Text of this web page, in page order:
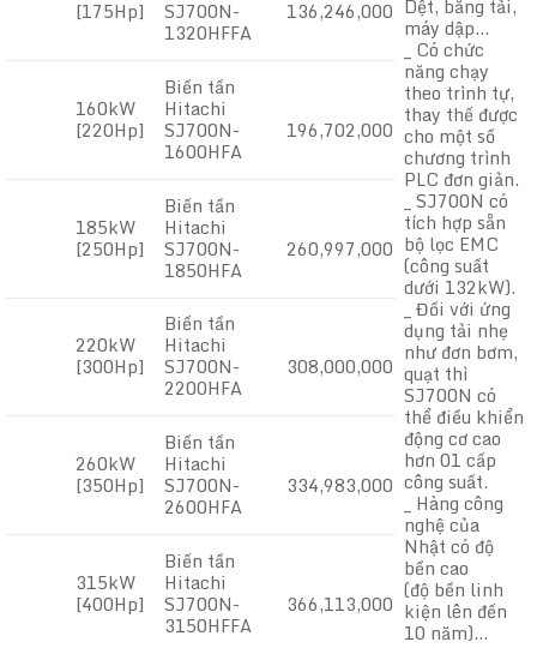
Dệt, băng tải,
máy dập…
_ Có chức
năng chạy
theo trình tự,
thay thế được
cho một số
chương trình
PLC đơn giản.
_ SJ700N có
tích hợp sẵn
bộ lọc EMC
(công suất
dưới 132kW).
_ Đối với ứng
dụng tải nhẹ
như đơn bơm,
quạt thì
SJ700N có
thể điều khiển
động cơ cao
hơn 01 cấp
công suất.
_ Hàng công
nghệ của
Nhật có độ
bền cao
(độ bền linh
kiện lên đến
10 năm)…
[175Hp] SJ700N-
1320HFFA
136,246,000
160kW
[220Hp]
Biến tần
Hitachi
SJ700N-
1600HFA
196,702,000
185kW
[250Hp]
Biến tần
Hitachi
SJ700N-
1850HFA
260,997,000
220kW
[300Hp]
Biến tần
Hitachi
SJ700N-
2200HFA
308,000,000
260kW
[350Hp]
Biến tần
Hitachi
SJ700N-
2600HFA
334,983,000
315kW
[400Hp]
Biến tần
Hitachi
SJ700N-
3150HFFA
366,113,000